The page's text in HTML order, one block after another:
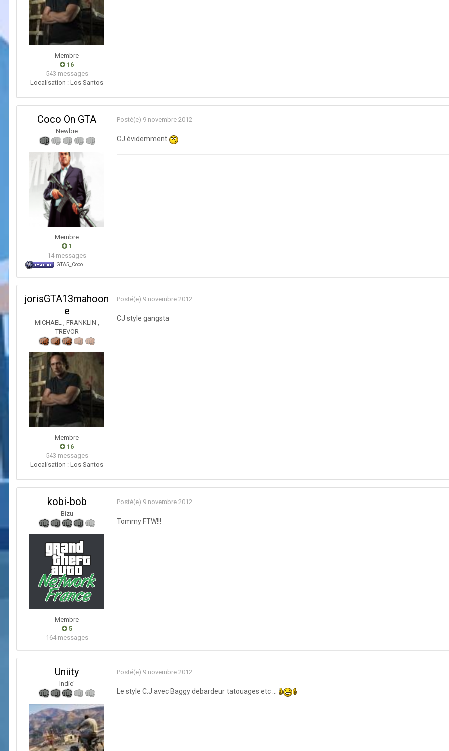
Membre
16
543 messages
Localisation : Los Santos
Coco On GTA
Newbie
Membre
1
14 messages
GTA5_Coco
Posté(e) 9 novembre 2012
CJ évidemment
jorisGTA13mahoon
e
MICHAEL , FRANKLIN ,
TREVOR
Membre
16
543 messages
Localisation : Los Santos
Posté(e) 9 novembre 2012
CJ style gangsta
kobi-bob
Bizu
Membre
5
164 messages
Posté(e) 9 novembre 2012
Tommy FTW!!!
Uniity
Indic'
Posté(e) 9 novembre 2012
Le style C.J avec Baggy debardeur tatouages etc ...